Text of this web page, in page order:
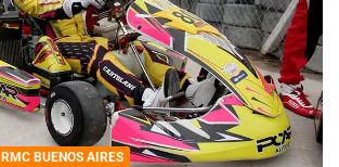
RMC BUENOS AIRES